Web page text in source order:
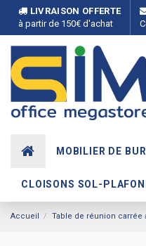
LIVRAISON OFFERTE
à partir de 150€ d'achat
MOBILIER DE
CLOISONS SOL-
Accueil Table de réunion carrée